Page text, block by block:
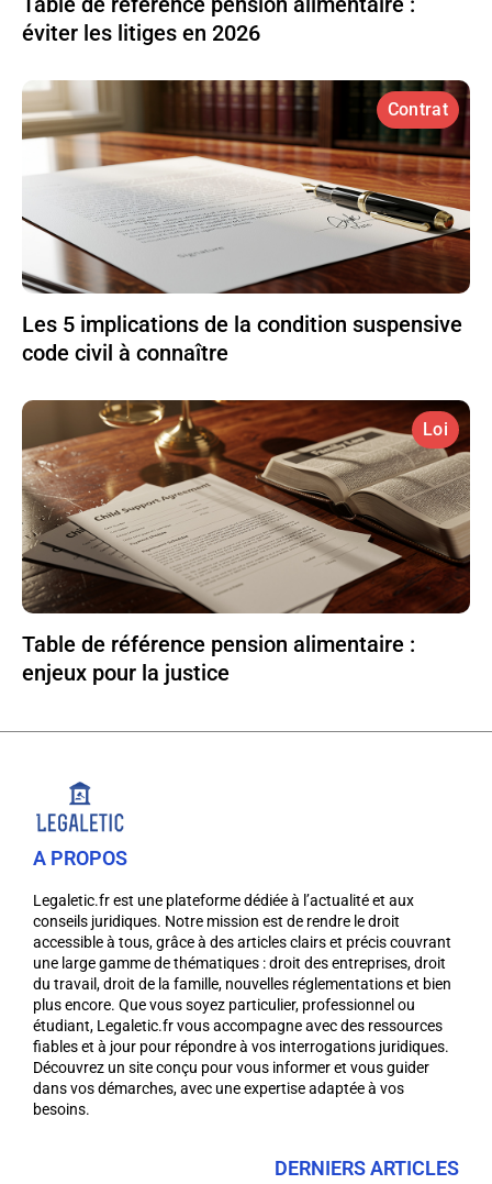
éviter les litiges en 2026
Contrat
Les 5 implications de la condition suspensive
code civil à connaître
Loi
Table de référence pension alimentaire :
enjeux pour la justice
A PROPOS
Legaletic.fr est une plateforme dédiée à l’actualité et aux
conseils juridiques. Notre mission est de rendre le droit
accessible à tous, grâce à des articles clairs et précis couvrant
une large gamme de thématiques : droit des entreprises, droit
du travail, droit de la famille, nouvelles réglementations et bien
plus encore. Que vous soyez particulier, professionnel ou
étudiant, Legaletic.fr vous accompagne avec des ressources
fiables et à jour pour répondre à vos interrogations juridiques.
Découvrez un site conçu pour vous informer et vous guider
dans vos démarches, avec une expertise adaptée à vos
besoins.
DERNIERS ARTICLES